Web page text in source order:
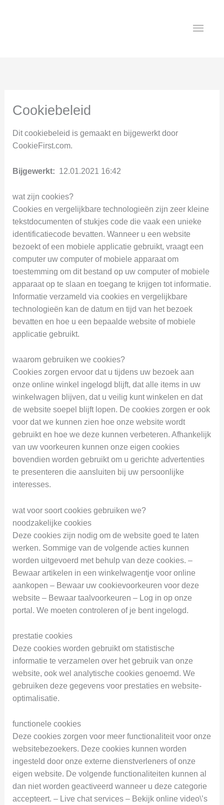
Cookiebeleid
Dit cookiebeleid is gemaakt en bijgewerkt door
CookieFirst.com.
Bijgewerkt: 12.01.2021 16:42
wat zijn cookies?
Cookies en vergelijkbare technologieën zijn zeer kleine
tekstdocumenten of stukjes code die vaak een unieke
identificatiecode bevatten. Wanneer u een website
bezoekt of een mobiele applicatie gebruikt, vraagt een
computer uw computer of mobiele apparaat om
toestemming om dit bestand op uw computer of mobiele
apparaat op te slaan en toegang te krijgen tot informatie.
Informatie verzameld via cookies en vergelijkbare
technologieën kan de datum en tijd van het bezoek
bevatten en hoe u een bepaalde website of mobiele
applicatie gebruikt.
waarom gebruiken we cookies?
Cookies zorgen ervoor dat u tijdens uw bezoek aan
onze online winkel ingelogd blijft, dat alle items in uw
winkelwagen blijven, dat u veilig kunt winkelen en dat
de website soepel blijft lopen. De cookies zorgen er ook
voor dat we kunnen zien hoe onze website wordt
gebruikt en hoe we deze kunnen verbeteren. Afhankelijk
van uw voorkeuren kunnen onze eigen cookies
bovendien worden gebruikt om u gerichte advertenties
te presenteren die aansluiten bij uw persoonlijke
interesses.
wat voor soort cookies gebruiken we?
noodzakelijke cookies
Deze cookies zijn nodig om de website goed te laten
werken. Sommige van de volgende acties kunnen
worden uitgevoerd met behulp van deze cookies. –
Bewaar artikelen in een winkelwagentje voor online
aankopen – Bewaar uw cookievoorkeuren voor deze
website – Bewaar taalvoorkeuren – Log in op onze
portal. We moeten controleren of je bent ingelogd.
prestatie cookies
Deze cookies worden gebruikt om statistische
informatie te verzamelen over het gebruik van onze
website, ook wel analytische cookies genoemd. We
gebruiken deze gegevens voor prestaties en website-
optimalisatie.
functionele cookies
Deze cookies zorgen voor meer functionaliteit voor onze
websitebezoekers. Deze cookies kunnen worden
ingesteld door onze externe dienstverleners of onze
eigen website. De volgende functionaliteiten kunnen al
dan niet worden geactiveerd wanneer u deze categorie
accepteert. – Live chat services – Bekijk online video\’s